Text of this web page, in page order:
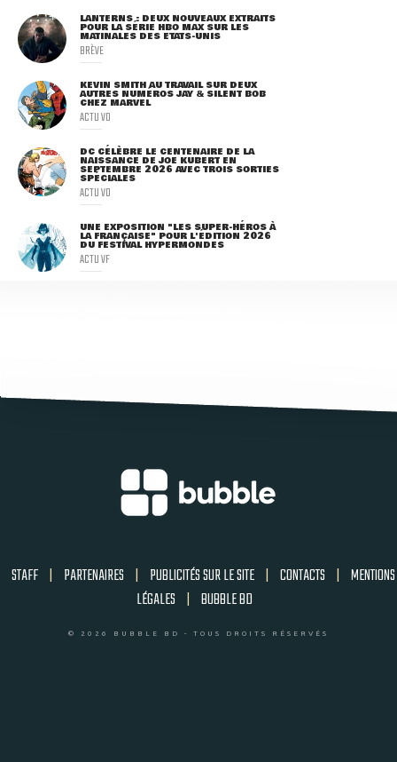
LANTERNS : DEUX NOUVEAUX EXTRAITS
POUR LA SÉRIE HBO MAX SUR LES
MATINALES DES ETATS-UNIS
BRÈVE
KEVIN SMITH AU TRAVAIL SUR DEUX
AUTRES NUMÉROS JAY & SILENT BOB
CHEZ MARVEL
ACTU VO
DC CÉLÈBRE LE CENTENAIRE DE LA
NAISSANCE DE JOE KUBERT EN
SEPTEMBRE 2026 AVEC TROIS SORTIES
SPÉCIALES
ACTU VO
UNE EXPOSITION "LES SUPER-HÉROS À
LA FRANÇAISE" POUR L'ÉDITION 2026
DU FESTIVAL HYPERMONDES
ACTU VF
STAFF | PARTENAIRES | PUBLICITÉS SUR LE SITE | CONTACTS | MENTIONS
LÉGALES | BUBBLE BD
© 2026 BUBBLE BD - TOUS DROITS RÉSERVÉS